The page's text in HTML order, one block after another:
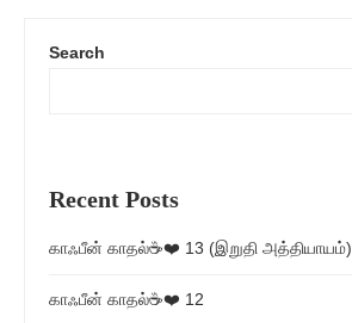
Search
Recent Posts
காஃபீன் காதல்☕❤️ 13 (இறுதி அத்தியாயம்)
காஃபீன் காதல்☕❤️ 12